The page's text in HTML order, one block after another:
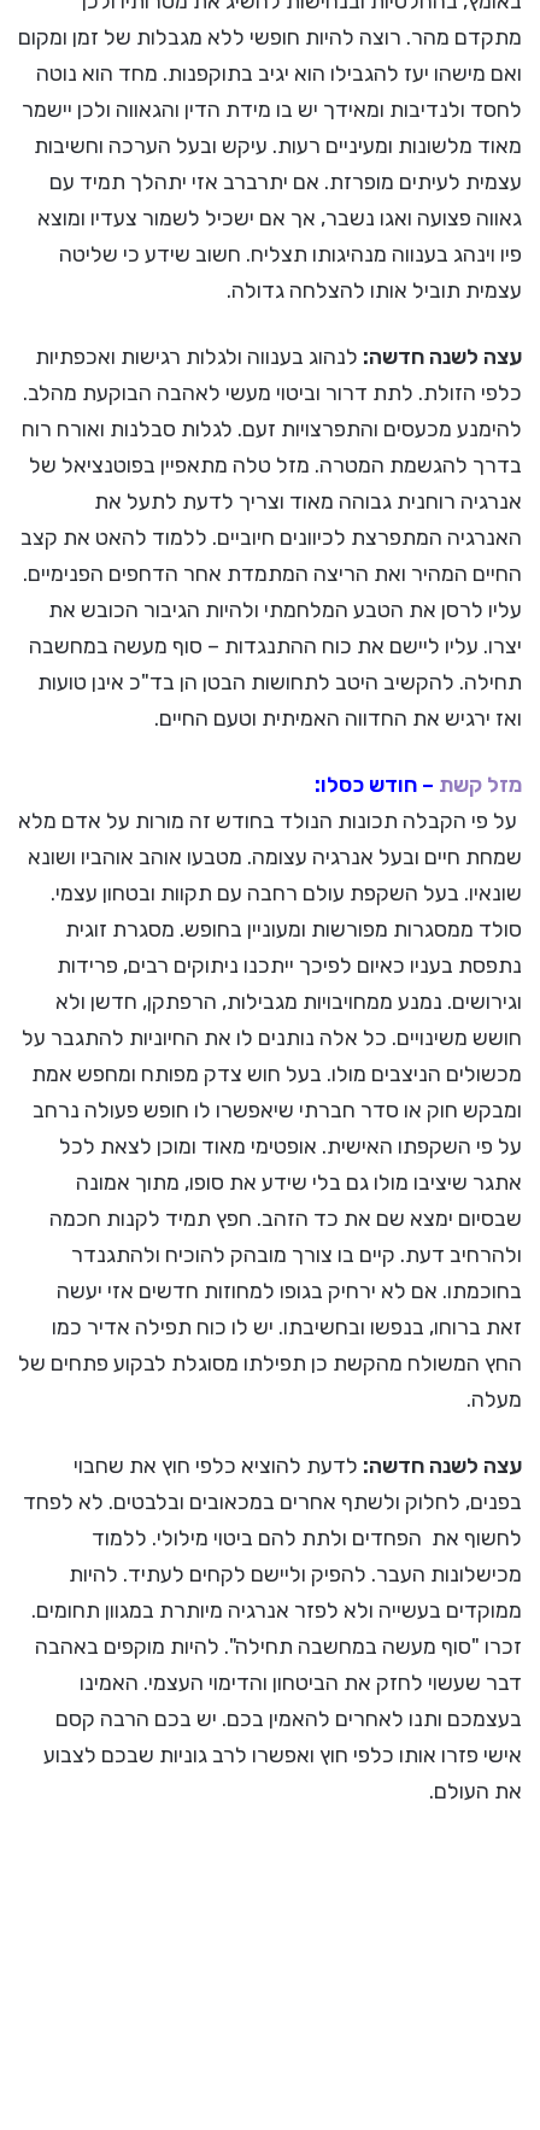
מתקדם מהר. רוצה להיות חופשי ללא מגבלות של זמן ומקום
ואם מישהו יעז להגבילו הוא יגיב בתוקפנות. מחד הוא נוטה
לחסד ולנדיבות ומאידך יש בו מידת הדין והגאווה ולכן יישמר
מאוד מלשונות ומעיניים רעות. עיקש ובעל הערכה וחשיבות
עצמית לעיתים מופרזת. אם יתרברב אזי יתהלך תמיד עם
גאווה פצועה ואגו נשבר, אך אם ישכיל לשמור צעדיו ומוצא
פיו וינהג בענווה מנהיגותו תצליח. חשוב שידע כי שליטה
עצמית תוביל אותו להצלחה גדולה.
עצה לשנה חדשה: לנהוג בענווה ולגלות רגישות ואכפתיות
כלפי הזולת. לתת דרור וביטוי מעשי לאהבה הבוקעת מהלב.
להימנע מכעסים והתפרצויות זעם. לגלות סבלנות ואורח רוח
בדרך להגשמת המטרה. מזל טלה מתאפיין בפוטנציאל של
אנרגיה רוחנית גבוהה מאוד וצריך לדעת לתעל את
האנרגיה המתפרצת לכיוונים חיוביים. ללמוד להאט את קצב
החיים המהיר ואת הריצה המתמדת אחר הדחפים הפנימיים.
עליו לרסן את הטבע המלחמתי ולהיות הגיבור הכובש את
יצרו. עליו ליישם את כוח ההתנגדות – סוף מעשה במחשבה
תחילה. להקשיב היטב לתחושות הבטן הן בד"כ אינן טועות
ואז ירגיש את החדווה האמיתית וטעם החיים.
מזל קשת – חודש כסלו:
על פי הקבלה תכונות הנולד בחודש זה מורות על אדם מלא
שמחת חיים ובעל אנרגיה עצומה. מטבעו אוהב אוהביו ושונא
שונאיו. בעל השקפת עולם רחבה עם תקוות ובטחון עצמי.
סולד ממסגרות מפורשות ומעוניין בחופש. מסגרת זוגית
נתפסת בעניו כאיום לפיכך ייתכנו ניתוקים רבים, פרידות
וגירושים. נמנע ממחויבויות מגבילות, הרפתקן, חדשן ולא
חושש משינויים. כל אלה נותנים לו את החיוניות להתגבר על
מכשולים הניצבים מולו. בעל חוש צדק מפותח ומחפש אמת
ומבקש חוק או סדר חברתי שיאפשרו לו חופש פעולה נרחב
על פי השקפתו האישית. אופטימי מאוד ומוכן לצאת לכל
אתגר שיציבו מולו גם בלי שידע את סופו, מתוך אמונה
שבסיום ימצא שם את כד הזהב. חפץ תמיד לקנות חכמה
ולהרחיב דעת. קיים בו צורך מובהק להוכיח ולהתגנדר
בחוכמתו. אם לא ירחיק בגופו למחוזות חדשים אזי יעשה
זאת ברוחו, בנפשו ובחשיבתו. יש לו כוח תפילה אדיר כמו
החץ המשולח מהקשת כן תפילתו מסוגלת לבקוע פתחים של
מעלה.
עצה לשנה חדשה: לדעת להוציא כלפי חוץ את שחבוי
בפנים, לחלוק ולשתף אחרים במכאובים ובלבטים. לא לפחד
לחשוף את הפחדים ולתת להם ביטוי מילולי. ללמוד
מכישלונות העבר. להפיק וליישם לקחים לעתיד. להיות
ממוקדים בעשייה ולא לפזר אנרגיה מיותרת במגוון תחומים.
זכרו "סוף מעשה במחשבה תחילה". להיות מוקפים באהבה
דבר שעשוי לחזק את הביטחון והדימוי העצמי. האמינו
בעצמכם ותנו לאחרים להאמין בכם. יש בכם הרבה קסם
אישי פזרו אותו כלפי חוץ ואפשרו לרב גוניות שבכם לצבוע
את העולם.